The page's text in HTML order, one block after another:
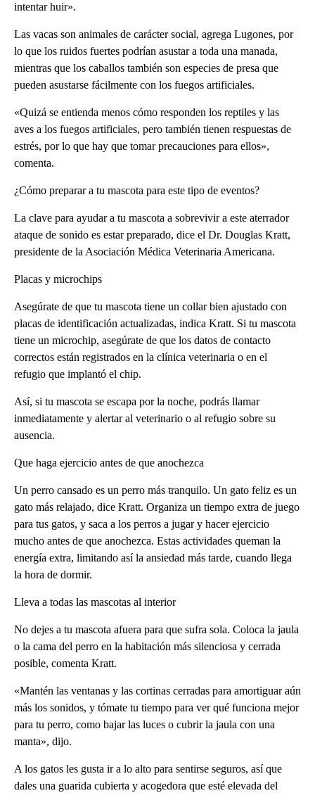
intentar huir».
Las vacas son animales de carácter social, agrega Lugones, por
lo que los ruidos fuertes podrían asustar a toda una manada,
mientras que los caballos también son especies de presa que
pueden asustarse fácilmente con los fuegos artificiales.
«Quizá se entienda menos cómo responden los reptiles y las
aves a los fuegos artificiales, pero también tienen respuestas de
estrés, por lo que hay que tomar precauciones para ellos»,
comenta.
¿Cómo preparar a tu mascota para este tipo de eventos?
La clave para ayudar a tu mascota a sobrevivir a este aterrador
ataque de sonido es estar preparado, dice el Dr. Douglas Kratt,
presidente de la Asociación Médica Veterinaria Americana.
Placas y microchips
Asegúrate de que tu mascota tiene un collar bien ajustado con
placas de identificación actualizadas, indica Kratt. Si tu mascota
tiene un microchip, asegúrate de que los datos de contacto
correctos están registrados en la clínica veterinaria o en el
refugio que implantó el chip.
Así, si tu mascota se escapa por la noche, podrás llamar
inmediatamente y alertar al veterinario o al refugio sobre su
ausencia.
Que haga ejercicio antes de que anochezca
Un perro cansado es un perro más tranquilo. Un gato feliz es un
gato más relajado, dice Kratt. Organiza un tiempo extra de juego
para tus gatos, y saca a los perros a jugar y hacer ejercicio
mucho antes de que anochezca. Estas actividades queman la
energía extra, limitando así la ansiedad más tarde, cuando llega
la hora de dormir.
Lleva a todas las mascotas al interior
No dejes a tu mascota afuera para que sufra sola. Coloca la jaula
o la cama del perro en la habitación más silenciosa y cerrada
posible, comenta Kratt.
«Mantén las ventanas y las cortinas cerradas para amortiguar aún
más los sonidos, y tómate tu tiempo para ver qué funciona mejor
para tu perro, como bajar las luces o cubrir la jaula con una
manta», dijo.
A los gatos les gusta ir a lo alto para sentirse seguros, así que
dales una guarida cubierta y acogedora que esté elevada del